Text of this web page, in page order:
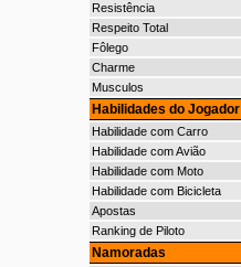
Resistência
Respeito Total
Fôlego
Charme
Musculos
Habilidades do Jogador
Habilidade com Carro
Habilidade com Avião
Habilidade com Moto
Habilidade com Bicicleta
Apostas
Ranking de Piloto
Namoradas